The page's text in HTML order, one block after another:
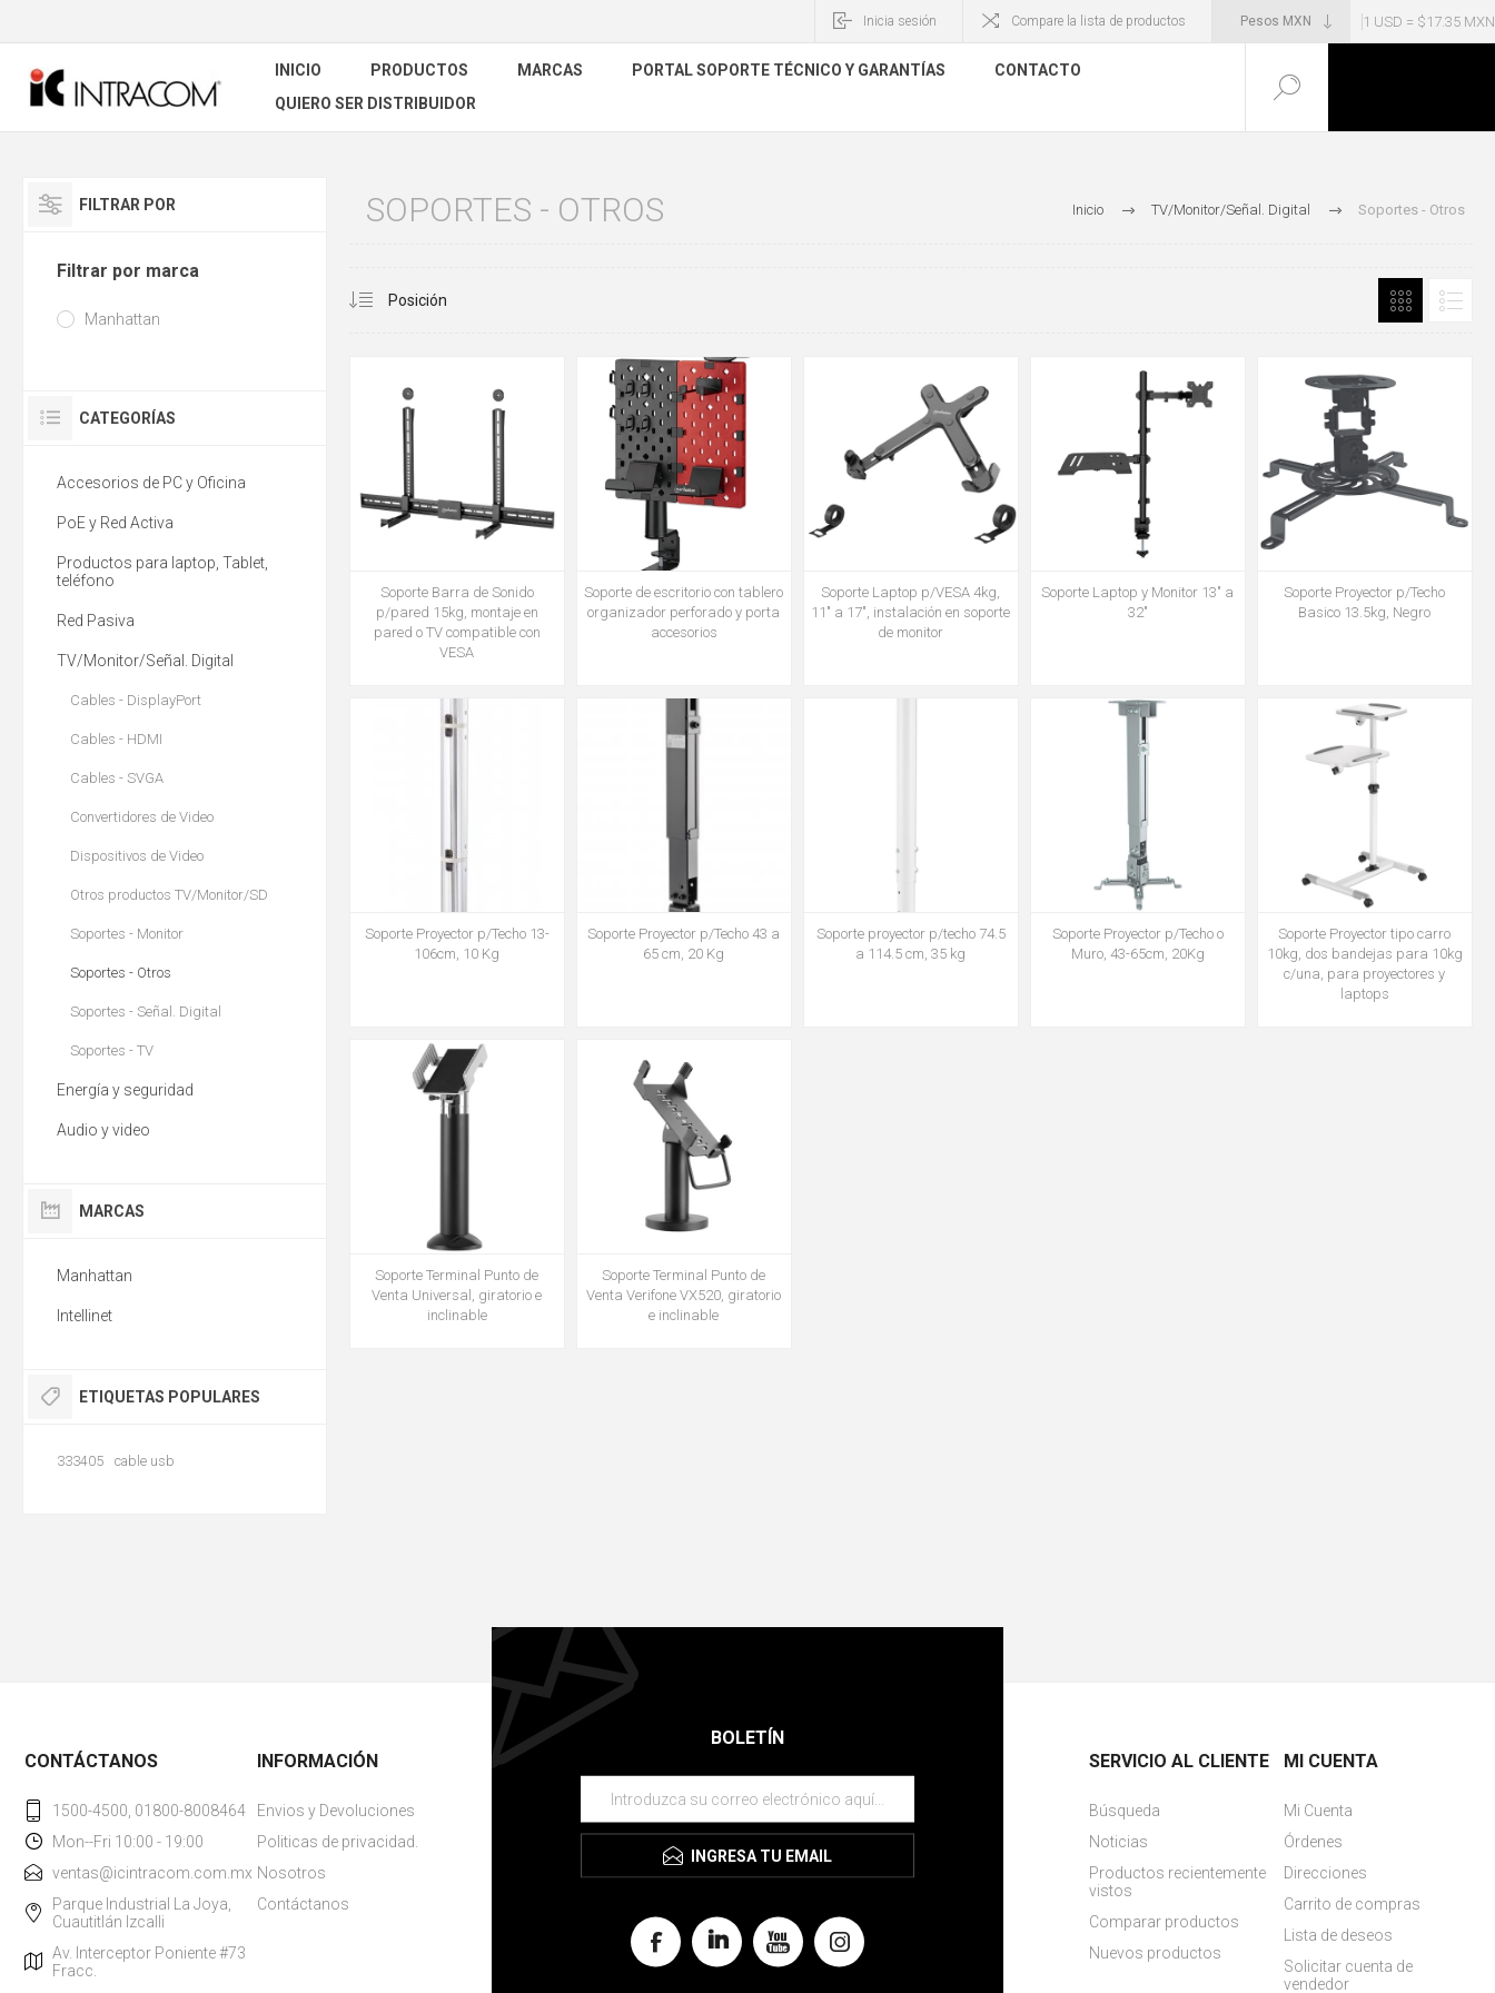
1 USD = $17.35 MXN
Inicia sesión Compare la lista de productos
INICIO PRODUCTOS MARCAS PORTAL SOPORTE TÉCNICO Y GARANTÍAS
CONTACTO
QUIERO SER DISTRIBUIDOR
Inicio TV/Monitor/Señal. Digital Soportes - Otros
SOPORTES - OTROS
Soporte Barra de Sonido
p/pared 15kg, montaje en
pared o TV compatible con
VESA
Soporte de escritorio con tablero
organizador perforado y porta
accesorios
Soporte Laptop p/VESA 4kg,
11" a 17", instalación en soporte
de monitor
Soporte Laptop y Monitor 13" a
32"
Soporte Proyector p/Techo
Basico 13.5kg, Negro
Soporte Proyector p/Techo 13-
106cm, 10 Kg
Soporte Proyector p/Techo 43 a
65 cm, 20 Kg
Soporte proyector p/techo 74.5
a 114.5 cm, 35 kg
Soporte Proyector p/Techo o
Muro, 43-65cm, 20Kg
Soporte Proyector tipo carro
10kg, dos bandejas para 10kg
c/una, para proyectores y
laptops
Soporte Terminal Punto de
Venta Universal, giratorio e
inclinable
Soporte Terminal Punto de
Venta Verifone VX520, giratorio
e inclinable
FILTRAR POR
Filtrar por marca
Manhattan
CATEGORÍAS
Accesorios de PC y Oficina
PoE y Red Activa
Productos para laptop, Tablet,
teléfono
Red Pasiva
TV/Monitor/Señal. Digital
Cables - DisplayPort
Cables - HDMI
Cables - SVGA
Convertidores de Video
Dispositivos de Video
Otros productos TV/Monitor/SD
Soportes - Monitor
Soportes - Otros
Soportes - Señal. Digital
Soportes - TV
Energía y seguridad
Audio y video
MARCAS
Manhattan
Intellinet
ETIQUETAS POPULARES
333405 cable usb
BOLETÍN
INGRESA TU EMAIL
CONTÁCTANOS
1500-4500, 01800-8008464
Mon--Fri 10:00 - 19:00
ventas@icintracom.com.mx
Parque Industrial La Joya,
Cuautitlán Izcalli
Av. Interceptor Poniente #73
Fracc.
INFORMACIÓN
Envios y Devoluciones
Politicas de privacidad.
Nosotros
Contáctanos
SERVICIO AL CLIENTE
Búsqueda
Noticias
Productos recientemente
vistos
Comparar productos
Nuevos productos
MI CUENTA
Mi Cuenta
Órdenes
Direcciones
Carrito de compras
Lista de deseos
Solicitar cuenta de
vendedor